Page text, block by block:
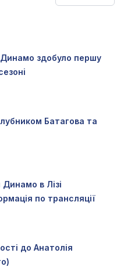
Динамо здобуло першу
Батагова та
в Лізі
по трансляції
до Анатолія